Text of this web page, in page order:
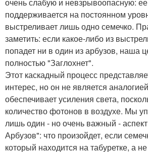
поддерживается на постоянном
выстреливает лишь одно семечко.
заметить: если какое-либо из
попадет ни в один из арбузов, наша
полностью "Заглохнет".
Этот каскадный процесс
интерес, но он не является
обеспечивает усиления света,
количество фотонов в воздухе. Мы
лишь один - но очень важный -
Арбузов": что произойдет, если
который находится на табуретке, а